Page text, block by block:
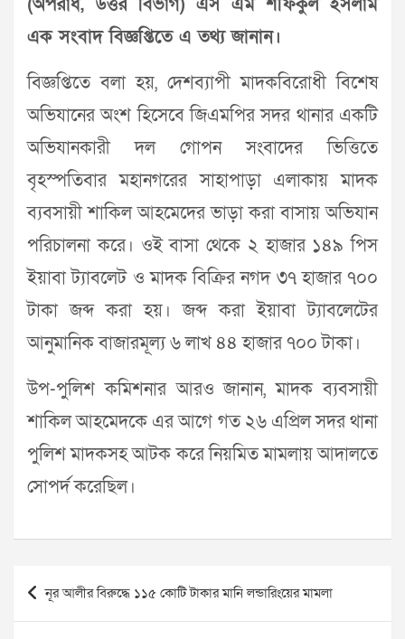
(অপরাধ, উত্তর বিভাগ) এস এম শফিকুল ইসলাম
এক সংবাদ বিজ্ঞপ্তিতে এ তথ্য জানান।
বিজ্ঞপ্তিতে বলা হয়, দেশব্যাপী মাদকবিরোধী বিশেষ
অভিযানের অংশ হিসেবে জিএমপির সদর থানার একটি
অভিযানকারী দল গোপন সংবাদের ভিত্তিতে
বৃহস্পতিবার মহানগরের সাহাপাড়া এলাকায় মাদক
ব্যবসায়ী শাকিল আহমেদের ভাড়া করা বাসায় অভিযান
পরিচালনা করে। ওই বাসা থেকে ২ হাজার ১৪৯ পিস
ইয়াবা ট্যাবলেট ও মাদক বিক্রির নগদ ৩৭ হাজার ৭০০
টাকা জব্দ করা হয়। জব্দ করা ইয়াবা ট্যাবলেটের
আনুমানিক বাজারমূল্য ৬ লাখ ৪৪ হাজার ৭০০ টাকা।
উপ-পুলিশ কমিশনার আরও জানান, মাদক ব্যবসায়ী
শাকিল আহমেদকে এর আগে গত ২৬ এপ্রিল সদর থানা
পুলিশ মাদকসহ আটক করে নিয়মিত মামলায় আদালতে
সোপর্দ করেছিল।
Post
navigation
নূর আলীর বিরুদ্ধে ১১৫ কোটি টাকার মানি লন্ডারিংয়ের মামলা